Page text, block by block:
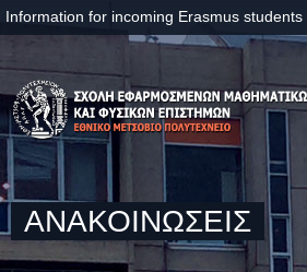
Information for incoming Erasmus students
ΑΝΑΚΟΙΝΩΣΕΙΣ